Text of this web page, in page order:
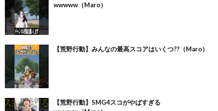
wwwww（Maro）
【荒野行動】みんなの最高スコアはいくつ??（Maro）
【荒野行動】SMG4スコがやばすぎる